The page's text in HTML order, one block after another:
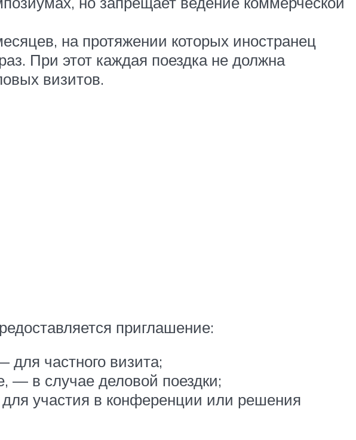
на протяжении которых иностранец
При этот каждая поездка не должна
визитов.
приглашение:
частного визита;
— в случае деловой поездки;
участия в конференции или решения